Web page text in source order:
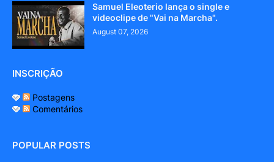
Samuel Eleoterio lança o single e
videoclipe de "Vai na Marcha".
August 07, 2026
INSCRIÇÃO
Postagens
Comentários
POPULAR POSTS